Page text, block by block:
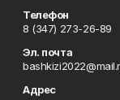
Телефон
8 (347) 273-26-89
Эл. почта
Адрес